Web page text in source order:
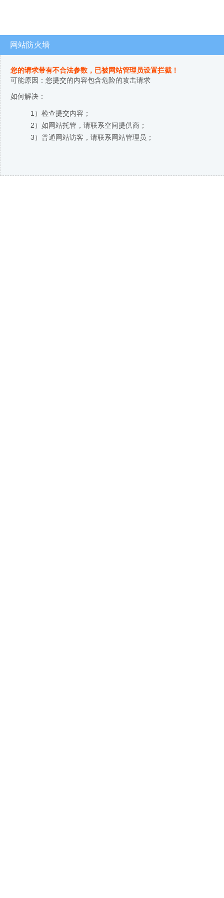
网站防火墙
您的请求带有不合法参数，已被网站管理员设置拦截！
可能原因：您提交的内容包含危险的攻击请求
如何解决：
1）检查提交内容；
2）如网站托管，请联系空间提供商；
3）普通网站访客，请联系网站管理员；